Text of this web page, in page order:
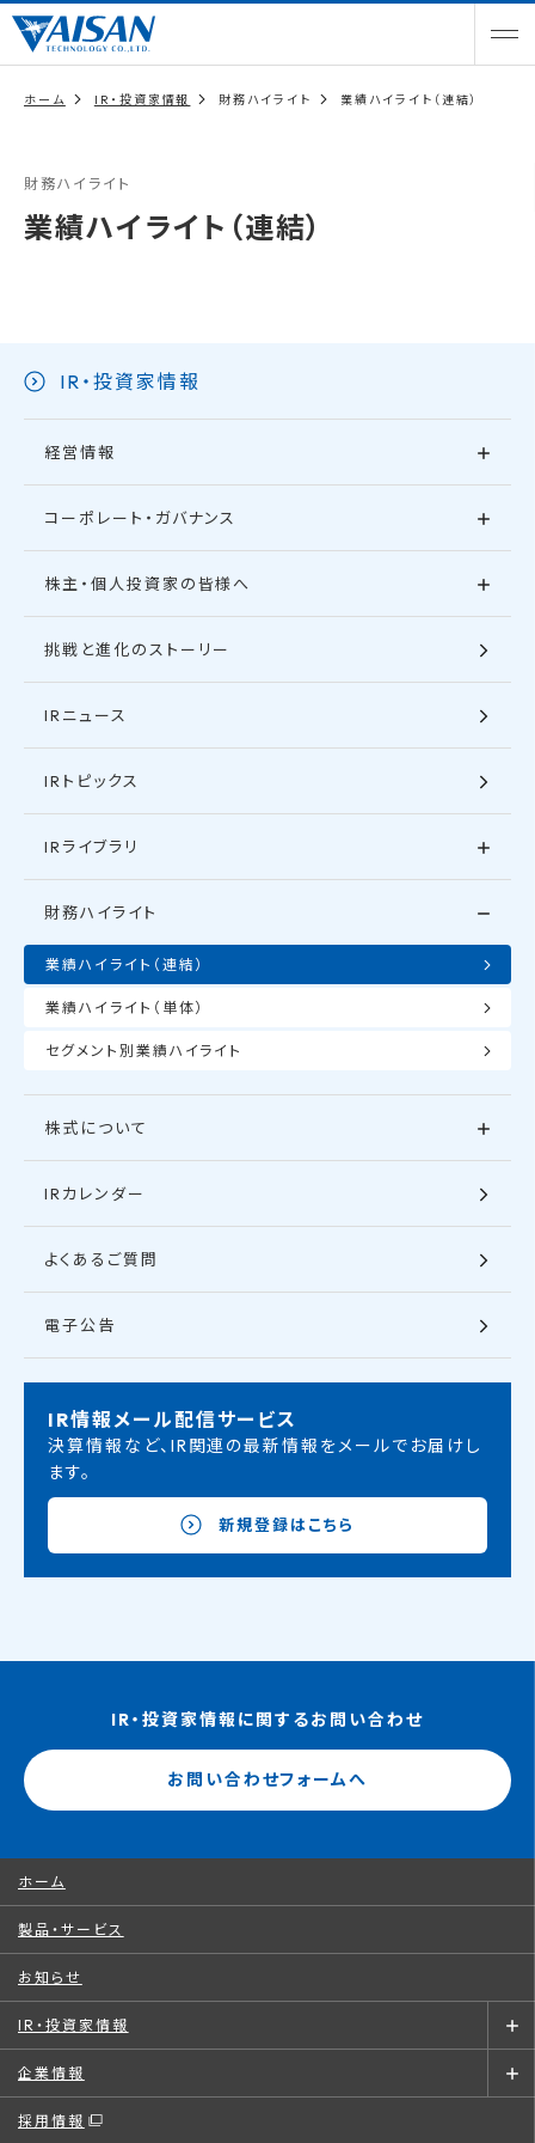
ホーム IR・投資家情報 財務ハイライト 業績ハイライト（連結）
財務ハイライト
業績ハイライト（連結）
IR・投資家情報
経営情報
コーポレート・ガバナンス
株主・個人投資家の皆様へ
挑戦と進化のストーリー
IRニュース
IRトピックス
IRライブラリ
財務ハイライト
業績ハイライト（連結）
業績ハイライト（単体）
セグメント別業績ハイライト
株式について
IRカレンダー
よくあるご質問
電子公告
IR情報メール配信サービス
決算情報など、IR関連の最新情報をメールでお届けし
ます。
新規登録はこちら
IR・投資家情報に関するお問い合わせ
お問い合わせフォームへ
ホーム
製品・サービス
お知らせ
IR・投資家情報
企業情報
採用情報